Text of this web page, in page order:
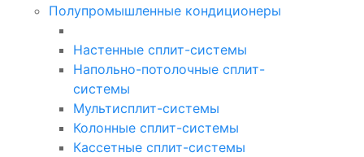
Полупромышленные кондиционеры
Настенные сплит-системы
Напольно-потолочные сплит-
системы
Мультисплит-системы
Колонные сплит-системы
Кассетные сплит-системы